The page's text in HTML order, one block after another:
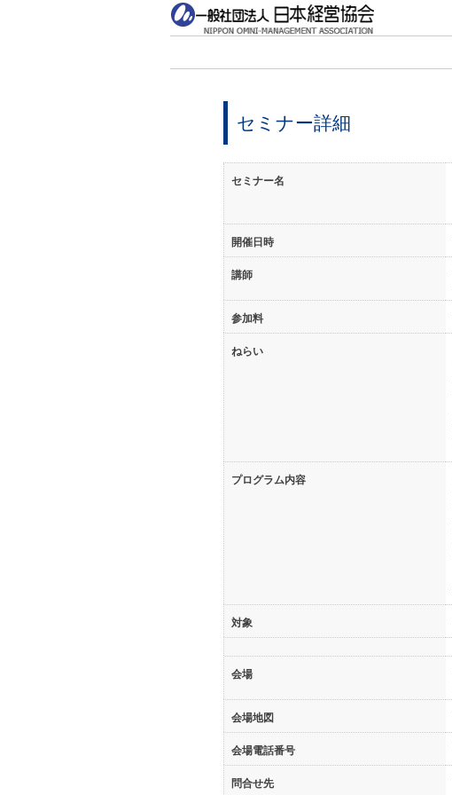
セミナー詳細
セミナー名
開催日時
講師
参加料
ねらい
プログラム内容
対象
会場
会場地図
会場電話番号
問合せ先